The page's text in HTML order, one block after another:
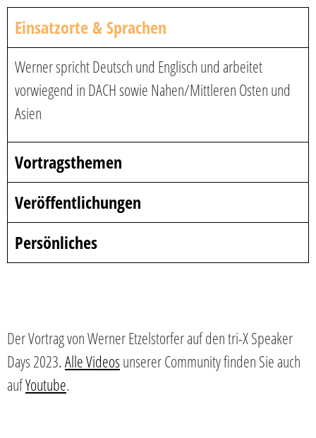
Einsatzorte & Sprachen
Werner spricht Deutsch und Englisch und arbeitet
vorwiegend in DACH sowie Nahen/Mittleren Osten und
Asien
Vortragsthemen
Veröffentlichungen
Persönliches
Der Vortrag von Werner Etzelstorfer auf den tri-X Speaker
Days 2023. Alle Videos unserer Community finden Sie auch
aufYoutube.